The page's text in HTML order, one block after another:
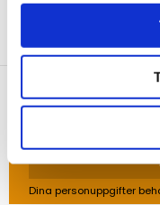
NYHETSBREV
Anmäl dig till vårt
senaste nyheterna!
Dina personuppgifter